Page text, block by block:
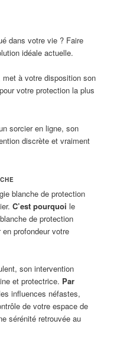
dans votre vie ? Faire
idéale actuelle.
à votre disposition son
votre protection la plus
sorcier en ligne, son
discrète et vraiment
blanche de protection
C’est pourquoi le
de protection
en profondeur votre
son intervention
et protectrice. Par
influences néfastes,
de votre espace de
sérénité retrouvée au